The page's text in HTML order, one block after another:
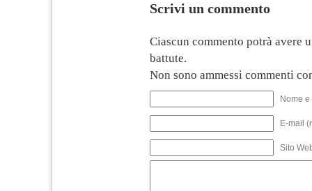
Scrivi un commento
Ciascun commento potrà avere
battute.
Non sono ammessi commenti
Nome
E-mail
Sito